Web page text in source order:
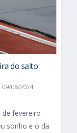
do salto
09/08/2024
de fevereiro
sonho e o da